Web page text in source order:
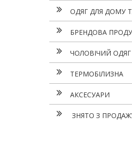
ОДЯГ ДЛЯ ДОМУ
БРЕНДОВА
ЧОЛОВІЧИЙ ОДЯГ
ТЕРМОБІЛИЗНА
АКСЕСУАРИ
ЗНЯТО З